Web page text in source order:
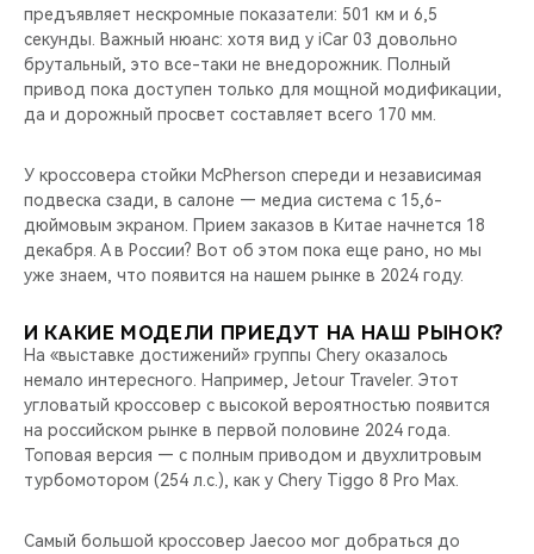
предъявляет нескромные показатели: 501 км и 6,5
секунды. Важный нюанс: хотя вид у iCar 03 довольно
брутальный, это все-таки не внедорожник. Полный
привод пока доступен только для мощной модификации,
да и дорожный просвет составляет всего 170 мм.
У кроссовера стойки McPherson спереди и независимая
подвеска сзади, в салоне — медиа система с 15,6-
дюймовым экраном. Прием заказов в Китае начнется 18
декабря. А в России? Вот об этом пока еще рано, но мы
уже знаем, что появится на нашем рынке в 2024 году.
И КАКИЕ МОДЕЛИ ПРИЕДУТ НА НАШ РЫНОК?
На «выставке достижений» группы Chery оказалось
немало интересного. Например, Jetour Traveler. Этот
угловатый кроссовер с высокой вероятностью появится
на российском рынке в первой половине 2024 года.
Топовая версия — с полным приводом и двухлитровым
турбомотором (254 л.с.), как у Chery Tiggo 8 Pro Max.
Самый большой кроссовер Jaecoo мог добраться до